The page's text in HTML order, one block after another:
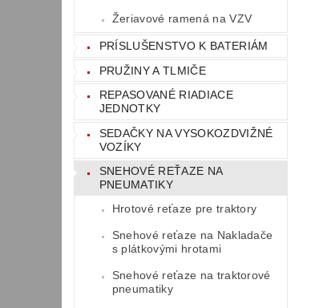
Žeriavové ramená na VZV
PRÍSLUŠENSTVO K BATERIÁM
PRUŽINY A TLMIČE
REPASOVANÉ RIADIACE
JEDNOTKY
SEDAČKY NA VYSOKOZDVIŽNÉ
VOZÍKY
SNEHOVÉ REŤAZE NA
PNEUMATIKY
Hrotové reťaze pre traktory
Snehové reťaze na Nakladače
s plátkovými hrotami
Snehové reťaze na traktorové
pneumatiky